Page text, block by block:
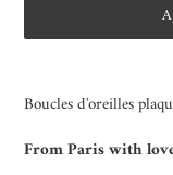
d'un
produit
à
Boucles d'oreilles
From Paris with